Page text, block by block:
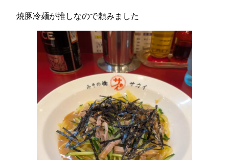
焼豚冷麺が推しなので頼みました